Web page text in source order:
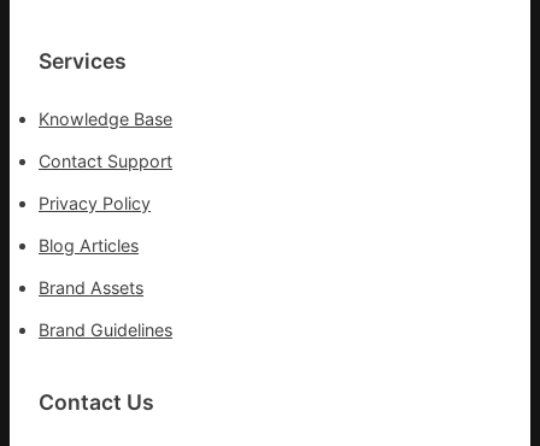
Services
Knowledge Base
Contact Support
Privacy Policy
Blog Articles
Brand Assets
Brand Guidelines
Contact Us